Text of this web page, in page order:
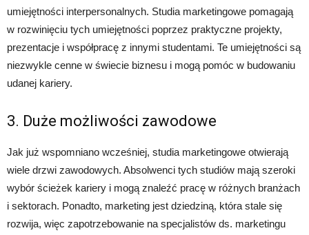
umiejętności interpersonalnych. Studia marketingowe pomagają
w rozwinięciu tych umiejętności poprzez praktyczne projekty,
prezentacje i współpracę z innymi studentami. Te umiejętności są
niezwykle cenne w świecie biznesu i mogą pomóc w budowaniu
udanej kariery.
3. Duże możliwości zawodowe
Jak już wspomniano wcześniej, studia marketingowe otwierają
wiele drzwi zawodowych. Absolwenci tych studiów mają szeroki
wybór ścieżek kariery i mogą znaleźć pracę w różnych branżach
i sektorach. Ponadto, marketing jest dziedziną, która stale się
rozwija, więc zapotrzebowanie na specjalistów ds. marketingu